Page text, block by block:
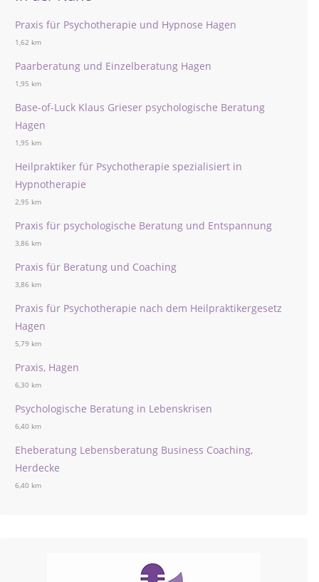
Praxis für Psychotherapie und Hypnose Hagen
1,62 km
Paarberatung und Einzelberatung Hagen
1,95 km
Base-of-Luck Klaus Grieser psychologische Beratung
Hagen
1,95 km
Heilpraktiker für Psychotherapie spezialisiert in
Hypnotherapie
2,95 km
Praxis für psychologische Beratung und Entspannung
3,86 km
Praxis für Beratung und Coaching
3,86 km
Praxis für Psychotherapie nach dem Heilpraktikergesetz
Hagen
5,79 km
Praxis, Hagen
6,30 km
Psychologische Beratung in Lebenskrisen
6,40 km
Eheberatung Lebensberatung Business Coaching,
Herdecke
6,40 km